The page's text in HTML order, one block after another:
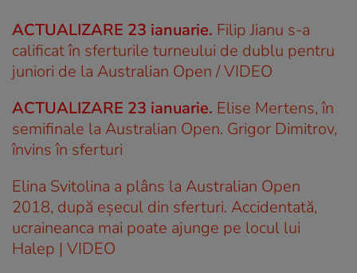
ACTUALIZARE 23 ianuarie. Filip Jianu s-a
calificat în sferturile turneului de dublu pentru
juniori de la Australian Open / VIDEO
ACTUALIZARE 23 ianuarie. Elise Mertens, în
semifinale la Australian Open. Grigor Dimitrov,
învins în sferturi
Elina Svitolina a plâns la Australian Open
2018, după eșecul din sferturi. Accidentată,
ucraineanca mai poate ajunge pe locul lui
Halep | VIDEO